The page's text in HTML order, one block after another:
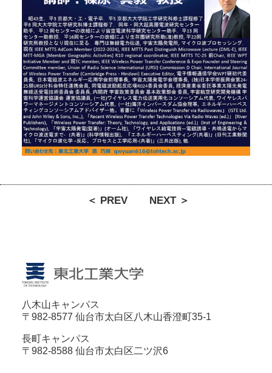
＜ PREV NEXT ＞
八木山キャンパス
〒982-8577 仙台市太白区八木山香澄町35-1
長町キャンパス
〒982-8588 仙台市太白区二ツ沢6